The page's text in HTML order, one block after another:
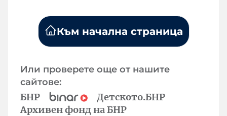
Към начална страница
Или проверете още от нашите
сайтове:
БНР
Детското.БНР
Архивен фонд на БНР